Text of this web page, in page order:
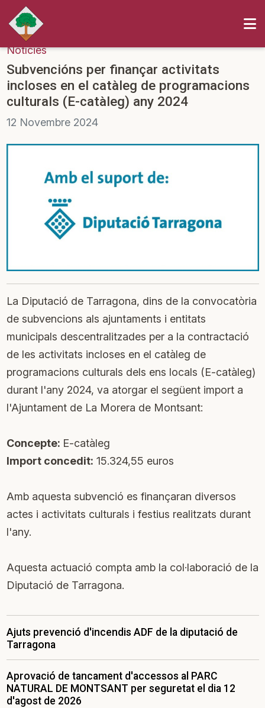
Ajuts prevenció d'incendis ADF de la diputació de
Tarragona
Aprovació de tancament d'accessos al PARC
NATURAL DE MONTSANT per seguretat el dia 12
d'agost de 2026
Notícies
Subvencións per finançar activitats
incloses en el catàleg de programacions
culturals (E-catàleg) any 2024
12 Novembre 2024
La Diputació de Tarragona, dins de la convocatòria
de subvencions als ajuntaments i entitats
municipals descentralitzades per a la contractació
de les activitats incloses en el catàleg de
programacions culturals dels ens locals (E-catàleg)
durant l'any 2024, va atorgar el següent import a
l'Ajuntament de La Morera de Montsant:
Concepte: E-catàleg
Import concedit: 15.324,55 euros
Amb aquesta subvenció es finançaran diversos
actes i activitats culturals i festius realitzats durant
l'any.
Aquesta actuació compta amb la col·laboració de la
Diputació de Tarragona.